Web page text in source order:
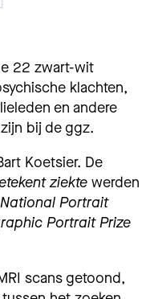
22 zwart-wit
klachten,
en andere
bij de ggz.
Koetsier. De
ziekte werden
Portrait
Portrait Prize
scans getoond,